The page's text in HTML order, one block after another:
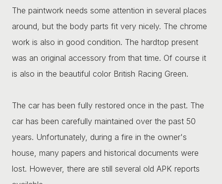
The paintwork needs some attention in several places
around, but the body parts fit very nicely. The chrome
work is also in good condition. The hardtop present
was an original accessory from that time. Of course it
is also in the beautiful color British Racing Green.
The car has been fully restored once in the past. The
car has been carefully maintained over the past 50
years. Unfortunately, during a fire in the owner's
house, many papers and historical documents were
lost. However, there are still several old APK reports